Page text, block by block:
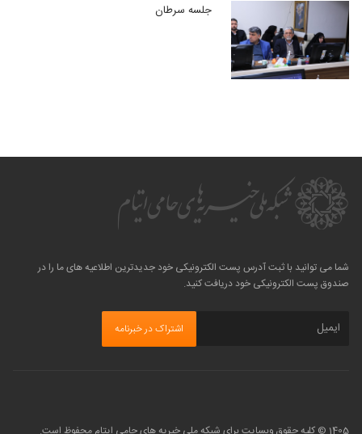
جلسه سرطان
شما می توانید با ثبت آدرس پست الکترونیکی خود جدیدترین اطلاعیه های ما را در
صندوق پست الکترونیکی خود دریافت کنید.
1405 © کلیه حقوق وبسایت برای شبکه ملی خیریه های حامی ایتام محفوظ است.